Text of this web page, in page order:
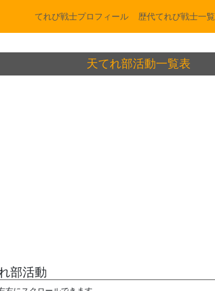
てれび戦士プロフィール 歴代てれび戦士一覧
天てれ部活動一覧表
部活動